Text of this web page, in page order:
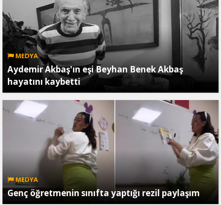
MEDYA
Aydemir Akbaş'ın eşi Beyhan Benek Akbaş
hayatını kaybetti
MEDYA
Genç öğretmenin sınıfta yaptığı rezil paylaşım